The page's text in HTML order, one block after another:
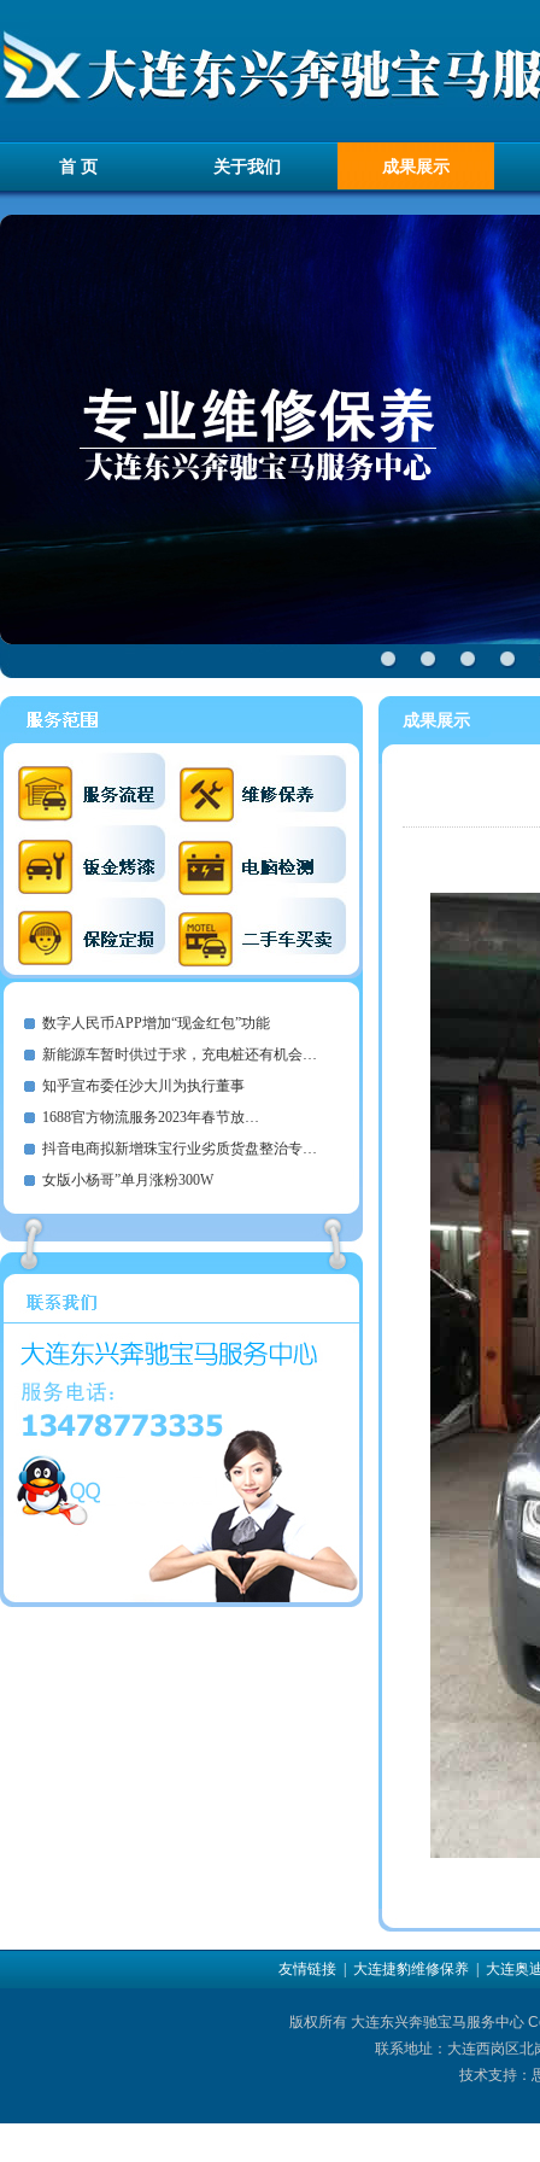
首 页 关于我们 成果展示
数字人民币APP增加“现金红包”功能
新能源车暂时供过于求，充电桩还有机会…
知乎宣布委任沙大川为执行董事
1688官方物流服务2023年春节放…
抖音电商拟新增珠宝行业劣质货盘整治专…
女版小杨哥”单月涨粉300W
成果展示
友情链接 | 大连捷豹维修保养 | 大连奥
版权所有 大连东兴奔驰宝马服务中心
联系地址：大连西岗区
技术支持：